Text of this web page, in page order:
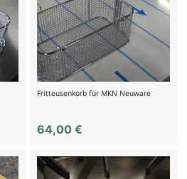
Fritteusenkorb für MKN Neuware
64,00€